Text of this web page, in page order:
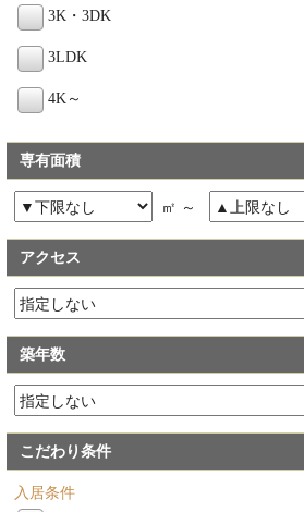
3K・3DK
3LDK
4K～
専有面積
㎡ ～
アクセス
築年数
こだわり条件
入居条件